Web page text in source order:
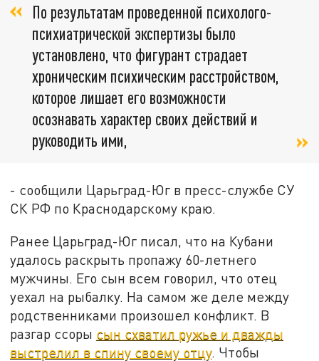
По результатам проведенной психолого-
психиатрической экспертизы было
установлено, что фигурант страдает
хроническим психическим расстройством,
которое лишает его возможности
осознавать характер своих действий и
руководить ими,
- сообщили Царьград-Юг в пресс-службе СУ
СК РФ по Краснодарскому краю.
Ранее Царьград-Юг писал, что на Кубани
удалось раскрыть пропажу 60-летнего
мужчины. Его сын всем говорил, что отец
уехал на рыбалку. На самом же деле между
родственниками произошел конфликт. В
разгар ссоры сын схватил ружье и дважды
выстрелил в спину своему отцу. Чтобы